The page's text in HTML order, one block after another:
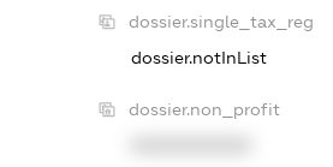
dossier.single_tax_reg
dossier.notInList
dossier.non_profit